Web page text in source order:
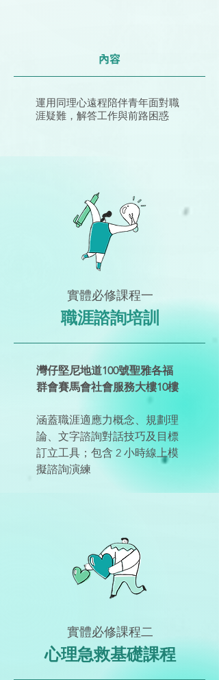
內容
運用同理心遠程陪伴青年面對職
涯疑難，解答工作與前路困惑
實體必修課程一
職涯諮詢培訓
灣仔堅尼地道100號聖雅各福
群會賽馬會社會服務大樓10樓
涵蓋職涯適應力概念、規劃理
論、文字諮詢對話技巧及目標
訂立工具；包含 2 小時線上模
擬諮詢演練
實體必修課程二
心理急救基礎課程